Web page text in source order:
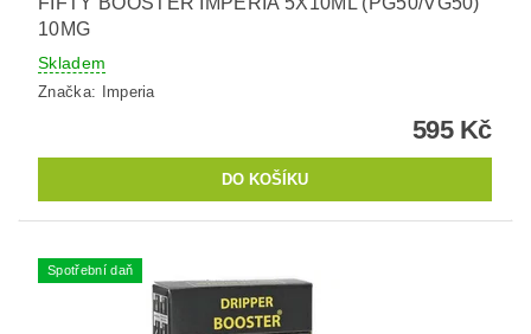
10MG
Skladem
Značka: Imperia
595 Kč
Spotřební daň